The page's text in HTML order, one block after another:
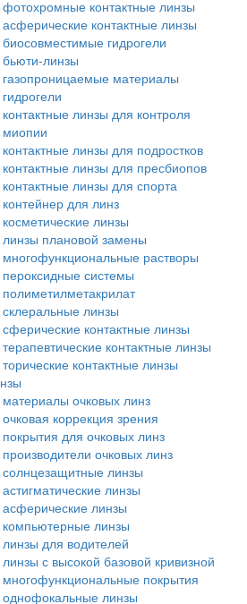
фотохромные контактные линзы
асферические контактные линзы
биосовместимые гидрогели
бьюти-линзы
газопроницаемые материалы
гидрогели
контактные линзы для контроля
миопии
контактные линзы для подростков
контактные линзы для пресбиопов
контактные линзы для спорта
контейнер для линз
косметические линзы
линзы плановой замены
многофункциональные растворы
пероксидные системы
полиметилметакрилат
склеральные линзы
сферические контактные линзы
терапевтические контактные линзы
торические контактные линзы
материалы очковых линз
очковая коррекция зрения
покрытия для очковых линз
производители очковых линз
солнцезащитные линзы
астигматические линзы
асферические линзы
компьютерные линзы
линзы для водителей
линзы с высокой базовой кривизной
многофункциональные покрытия
однофокальные линзы